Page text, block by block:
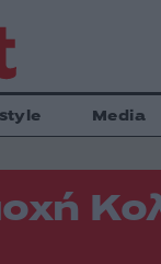
Media